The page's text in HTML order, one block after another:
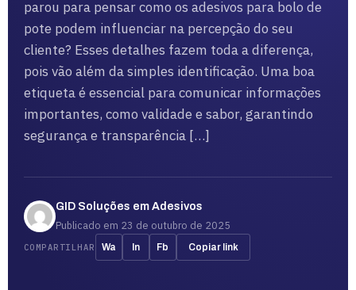
parou para pensar como os adesivos para bolo de
pote podem influenciar na percepção do seu
cliente? Esses detalhes fazem toda a diferença,
pois vão além da simples identificação. Uma boa
etiqueta é essencial para comunicar informações
importantes, como validade e sabor, garantindo
segurança e transparência […]
GID Soluções em Adesivos
Publicado em 23 de outubro de 2025
COMPARTILHAR Wa In Fb Copiar link